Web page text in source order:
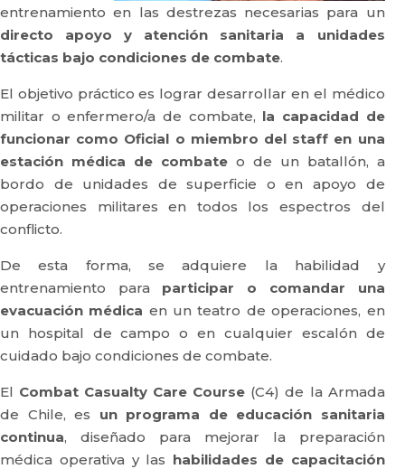
entrenamiento en las destrezas necesarias para un
directo apoyo y atención sanitaria a unidades
tácticas bajo condiciones de combate.
El objetivo práctico es lograr desarrollar en el médico
militar o enfermero/a de combate, la capacidad de
funcionar como Oficial o miembro del staff en una
estación médica de combateo de un batallón, a
bordo de unidades de superficie o en apoyo de
operaciones militares en todos los espectros del
conflicto.
De esta forma, se adquiere la habilidad y
entrenamiento para participar o comandar una
evacuación médica en un teatro de operaciones, en
un hospital de campo o en cualquier escalón de
cuidado bajo condiciones de combate.
El Combat Casualty Care Course (C4) de la Armada
de Chile, es un programa de educación sanitaria
continua, diseñado para mejorar la preparación
médica operativa y las habilidades de capacitación